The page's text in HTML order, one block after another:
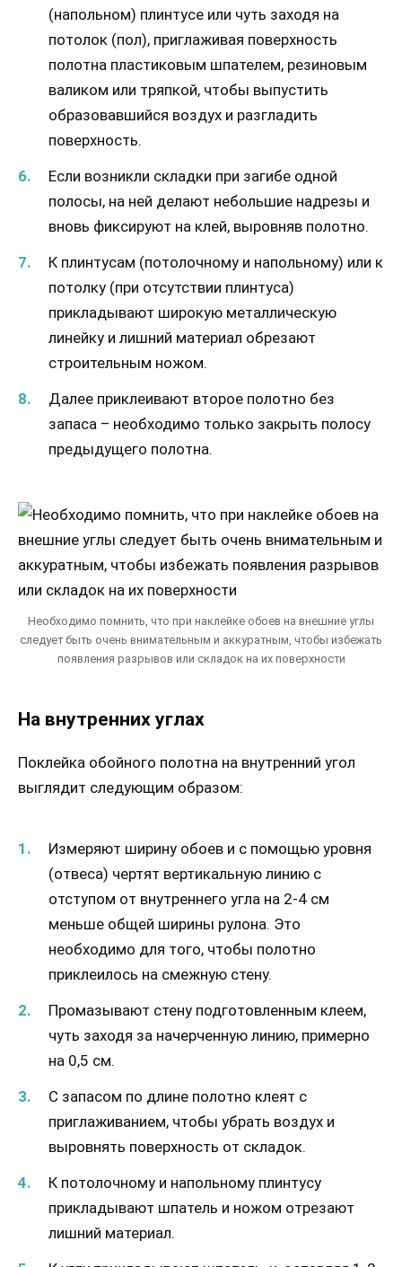
(напольном) плинтусе или чуть заходя на
потолок (пол), приглаживая поверхность
полотна пластиковым шпателем, резиновым
валиком или тряпкой, чтобы выпустить
образовавшийся воздух и разгладить
поверхность.
Если возникли складки при загибе одной
полосы, на ней делают небольшие надрезы и
вновь фиксируют на клей, выровняв полотно.
К плинтусам (потолочному и напольному) или к
потолку (при отсутствии плинтуса)
прикладывают широкую металлическую
линейку и лишний материал обрезают
строительным ножом.
Далее приклеивают второе полотно без
запаса – необходимо только закрыть полосу
предыдущего полотна.
Необходимо помнить, что при наклейке обоев на внешние углы
следует быть очень внимательным и аккуратным, чтобы избежать
появления разрывов или складок на их поверхности
На внутренних углах
Поклейка обойного полотна на внутренний угол
выглядит следующим образом:
Измеряют ширину обоев и с помощью уровня
(отвеса) чертят вертикальную линию с
отступом от внутреннего угла на 2-4 см
меньше общей ширины рулона. Это
необходимо для того, чтобы полотно
приклеилось на смежную стену.
Промазывают стену подготовленным клеем,
чуть заходя за начерченную линию, примерно
на 0,5 см.
С запасом по длине полотно клеят с
приглаживанием, чтобы убрать воздух и
выровнять поверхность от складок.
К потолочному и напольному плинтусу
прикладывают шпатель и ножом отрезают
лишний материал.